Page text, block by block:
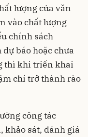
lượng của văn
vào chất lượng
chính sách
báo hoặc chưa
thì khi triển khai
chí trở thành rào
công tác
khảo sát, đánh giá